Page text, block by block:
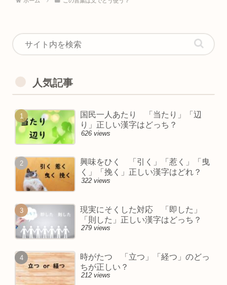
人気記事
国民一人あたり 「当たり」「辺
り」正しい漢字はどっち？
626 views
興味をひく 「引く」「惹く」「曳
く」「挽く」正しい漢字はどれ？
322 views
現実にそくした対応 「即した」
「則した」正しい漢字はどっち？
279 views
時がたつ 「立つ」「経つ」のどっ
ちが正しい？
212 views